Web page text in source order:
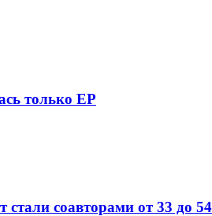
только ЕР
соавторами от 33 до